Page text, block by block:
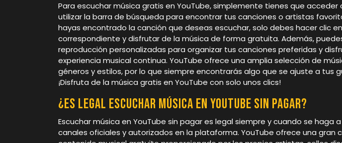
Para escuchar música gratis en YouTube, simplemente tienes que
utilizar la barra de búsqueda para encontrar tus canciones o artistas
hayas encontrado la canción que deseas escuchar, solo debes hacer clic
correspondiente y disfrutar de la música de forma gratuita. Además,
reproducción personalizadas para organizar tus canciones preferidas y
experiencia musical continua. YouTube ofrece una amplia selección de
géneros y estilos, por lo que siempre encontrarás algo que se ajuste a tus
¡Disfruta de la música gratis en YouTube con solo unos clics!
¿Es legal escuchar música en YouTube sin pagar?
Escuchar música en YouTube sin pagar es legal siempre y cuando se haga
canales oficiales y autorizados en la plataforma. YouTube ofrece una gran